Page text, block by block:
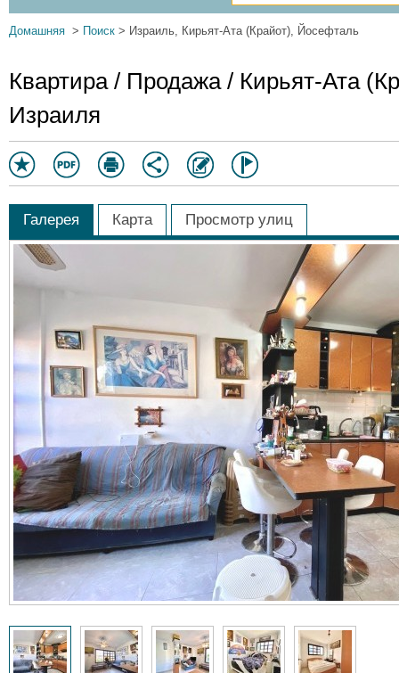
Домашняя > Поиск > Израиль, Кирьят-Ата (Крайот), Йосефталь
Квартира / Продажа / Кирьят-Ата
Израиля
Галерея Карта Просмотр улиц